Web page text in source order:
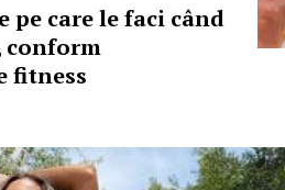
pe care le faci când
conform
fitness